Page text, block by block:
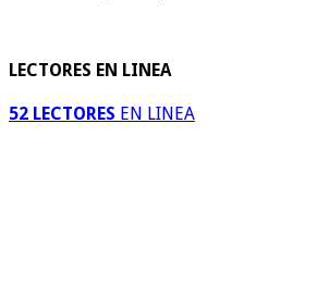
LECTORES EN LINEA
52 LECTORES EN LINEA